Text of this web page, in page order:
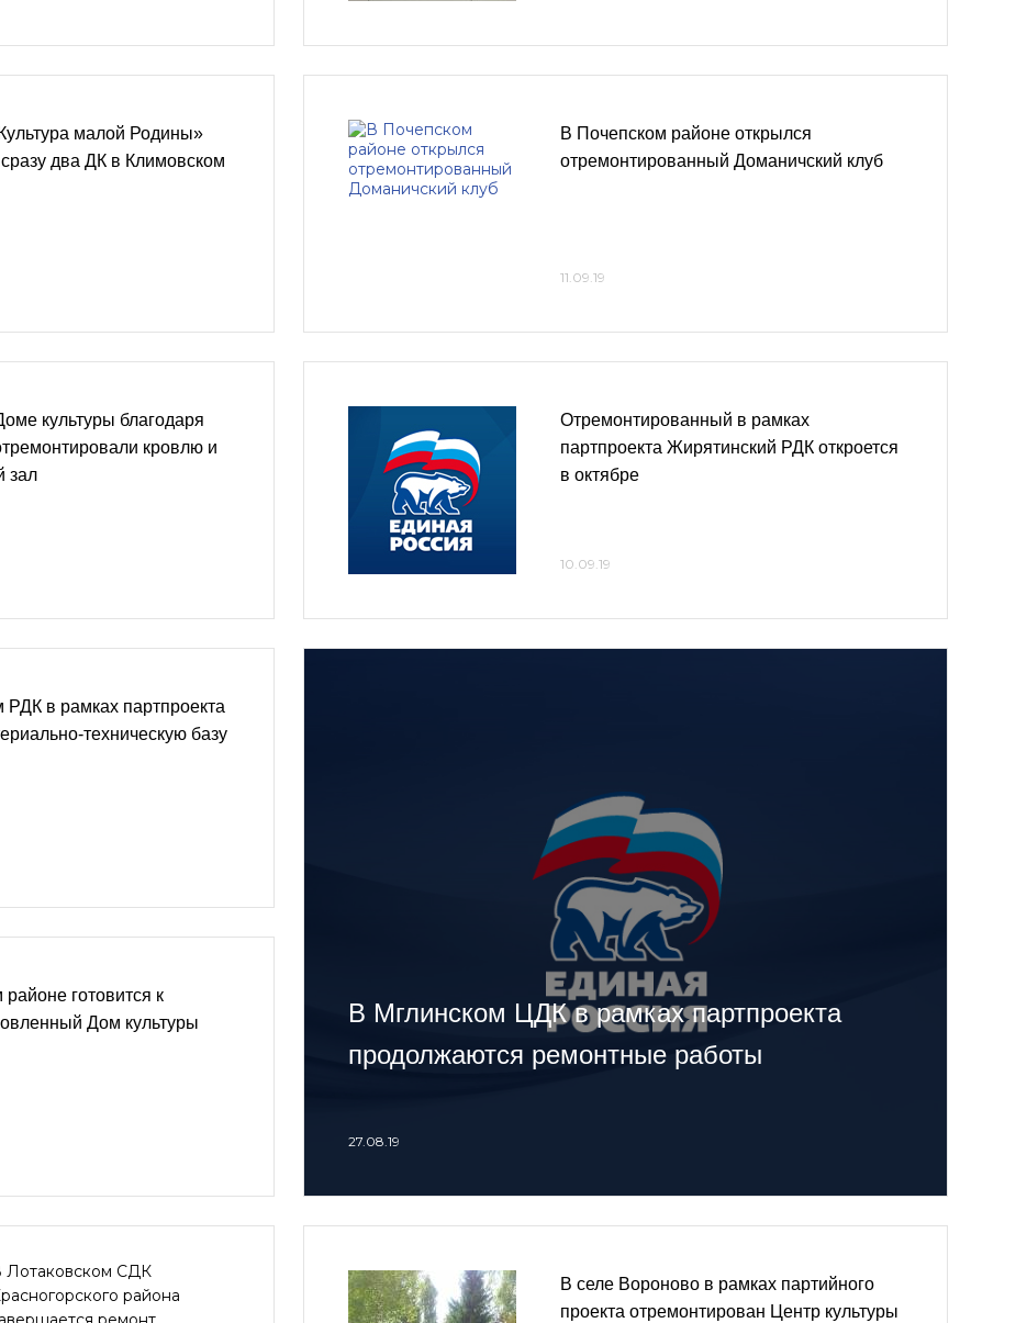
малой Родины»
сразу два ДК в Климовском
культуры благодаря
кровлю и
зал
В Почепском районе открылся
отремонтированный Доманичский клуб
11.09.19
Отремонтированный в рамках
партпроекта Жирятинский РДК откроется
в октябре
10.09.19
РДК в рамках партпроекта
техническую базу
готовится к
Дом культуры
В Мглинском ЦДК в рамках партпроекта
продолжаются ремонтные работы
27.08.19
Лотаковском СДК
района
В селе Вороново в рамках партийного
проекта отремонтирован Центр культуры